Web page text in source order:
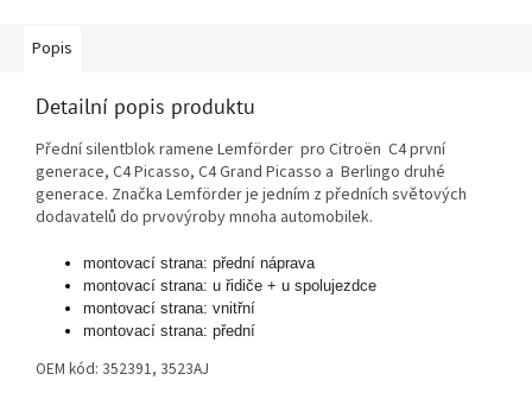
Popis
Detailní popis produktu
Přední silentblok ramene Lemförder pro Citroën C4 první
generace, C4 Picasso, C4 Grand Picasso a Berlingo druhé
generace. Značka Lemförderje jedním z předních světových
dodavatelů do prvovýroby mnoha automobilek.
montovací strana: přední náprava
montovací strana: u řidiče + u spolujezdce
montovací strana: vnitřní
montovací strana: přední
OEM kód: 352391, 3523AJ